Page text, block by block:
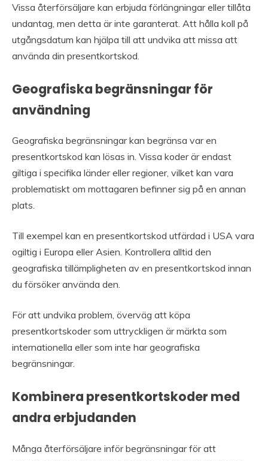
Vissa återförsäljare kan erbjuda förlängningar eller tillåta
undantag, men detta är inte garanterat. Att hålla koll på
utgångsdatum kan hjälpa till att undvika att missa att
använda din presentkortskod.
Geografiska begränsningar för
användning
Geografiska begränsningar kan begränsa var en
presentkortskod kan lösas in. Vissa koder är endast
giltiga i specifika länder eller regioner, vilket kan vara
problematiskt om mottagaren befinner sig på en annan
plats.
Till exempel kan en presentkortskod utfärdad i USA vara
ogiltig i Europa eller Asien. Kontrollera alltid den
geografiska tillämpligheten av en presentkortskod innan
du försöker använda den.
För att undvika problem, överväg att köpa
presentkortskoder som uttryckligen är märkta som
internationella eller som inte har geografiska
begränsningar.
Kombinera presentkortskoder med
andra erbjudanden
Många återförsäljare inför begränsningar för att